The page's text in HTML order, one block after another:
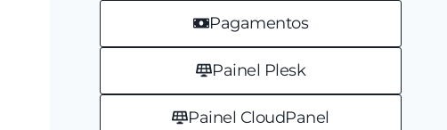
Pagamentos
Painel Plesk
Painel CloudPanel